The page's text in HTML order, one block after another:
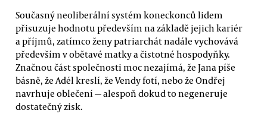
Současný neoliberální systém koneckonců lidem
přisuzuje hodnotu především na základě jejich kariér
a příjmů, zatímco ženy patriarchát nadále vychovává
především v obětavé matky a čistotné hospodyňky.
Značnou část společnosti moc nezajímá, že Jana píše
básně, že Adél kreslí, že Vendy fotí, nebo že Ondřej
navrhuje oblečení — alespoň dokud to negeneruje
dostatečný zisk.